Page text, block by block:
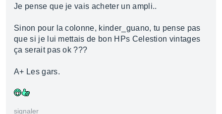
Je pense que je vais acheter un ampli..
Sinon pour la colonne, kinder_guano, tu pense pas
que si je lui mettais de bon HPs Celestion vintages
ça serait pas ok ???
A+ Les gars.
signaler